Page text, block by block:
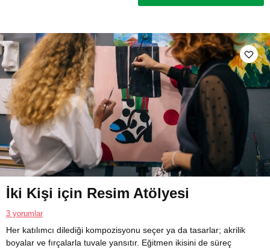
İki Kişi için Resim Atölyesi
3 yorumlar
Her katılımcı dilediği kompozisyonu seçer ya da tasarlar; akrilik
boyalar ve fırçalarla tuvale yansıtır. Eğitmen ikisini de süreç